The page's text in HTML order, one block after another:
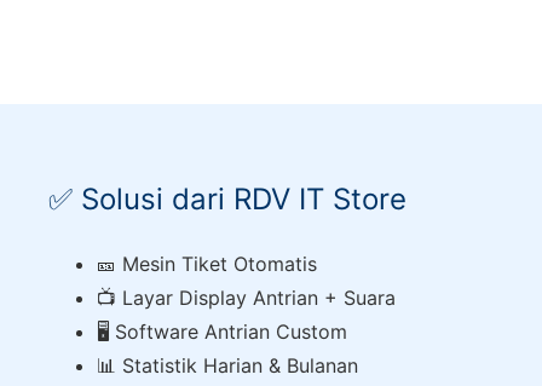
✅ Solusi dari RDV IT Store
🎫 Mesin Tiket Otomatis
📺 Layar Display Antrian + Suara
🖥️ Software Antrian Custom
📊 Statistik Harian & Bulanan